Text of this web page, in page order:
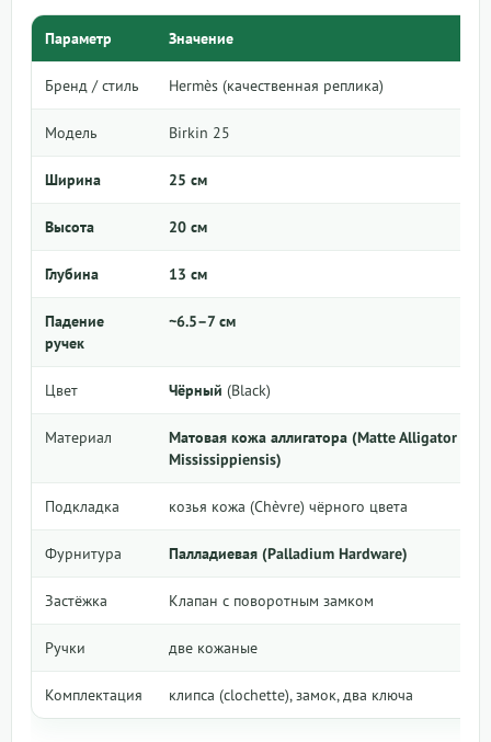
Параметр Значение
Бренд / стиль Hermès (качественная реплика)
Модель Birkin 25
Ширина 25 см
Высота 20 см
Глубина 13 см
Падение
ручек
~6.5–7 см
Цвет Чёрный (Black)
Материал
Матовая кожа аллигатора (Matte Alligator
Mississippiensis)
Подкладка козья кожа (Chèvre) чёрного цвета
Фурнитура Палладиевая (Palladium Hardware)
Застёжка Клапан с поворотным замком
Ручки две кожаные
Комплектация клипса (clochette), замок, два ключа